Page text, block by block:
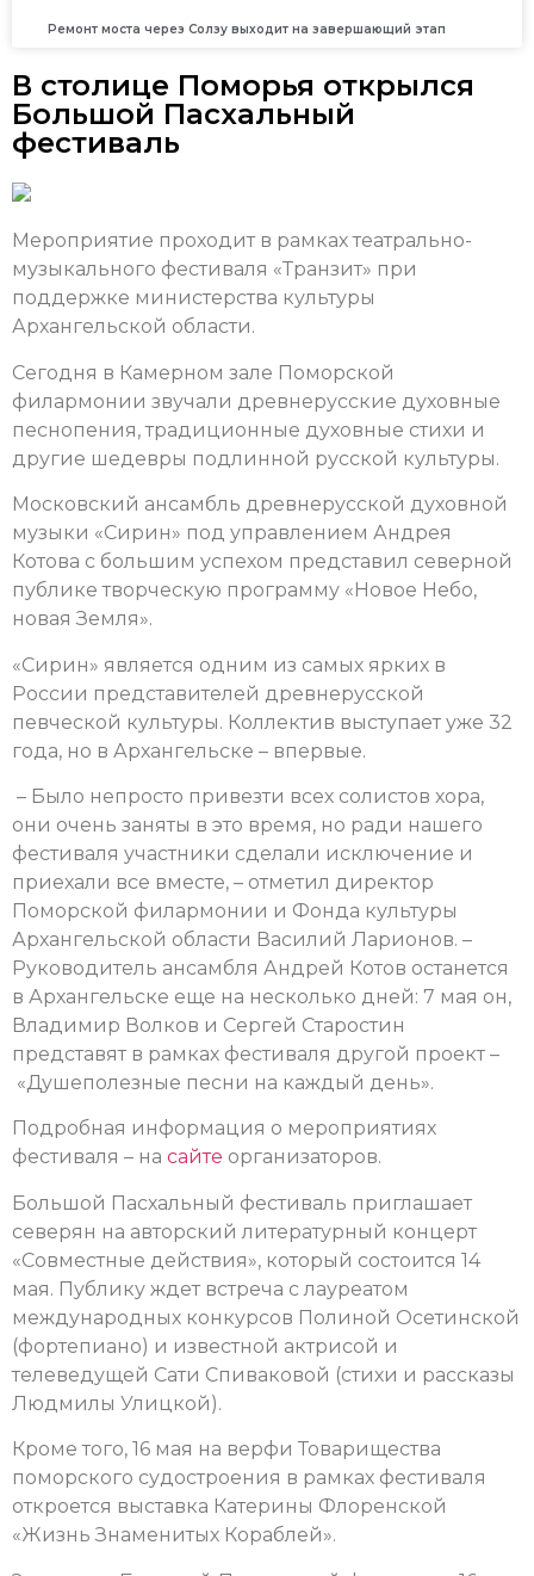
Ремонт моста через Солзу выходит на завершающий этап
В столице Поморья открылся
Большой Пасхальный
фестиваль
Мероприятие проходит в рамках театрально-
музыкального фестиваля «Транзит» при
поддержке министерства культуры
Архангельской области.
Сегодня в Камерном зале Поморской
филармонии звучали древнерусские духовные
песнопения, традиционные духовные стихи и
другие шедевры подлинной русской культуры.
Московский ансамбль древнерусской духовной
музыки «Сирин» под управлением Андрея
Котова с большим успехом представил северной
публике творческую программу «Новое Небо,
новая Земля».
«Сирин» является одним из самых ярких в
России представителей древнерусской
певческой культуры. Коллектив выступает уже 32
года, но в Архангельске – впервые.
– Было непросто привезти всех солистов хора,
они очень заняты в это время, но ради нашего
фестиваля участники сделали исключение и
приехали все вместе, – отметил директор
Поморской филармонии и Фонда культуры
Архангельской области Василий Ларионов. –
Руководитель ансамбля Андрей Котов останется
в Архангельске еще на несколько дней: 7 мая он,
Владимир Волков и Сергей Старостин
представят в рамках фестиваля другой проект –
«Душеполезные песни на каждый день».
Подробная информация о мероприятиях
фестиваля – на сайте организаторов.
Большой Пасхальный фестиваль приглашает
северян на авторский литературный концерт
«Совместные действия», который состоится 14
мая. Публику ждет встреча с лауреатом
международных конкурсов Полиной Осетинской
(фортепиано) и известной актрисой и
телеведущей Сати Спиваковой (стихи и рассказы
Людмилы Улицкой).
Кроме того, 16 мая на верфи Товарищества
поморского судостроения в рамках фестиваля
откроется выставка Катерины Флоренской
«Жизнь Знаменитых Кораблей».